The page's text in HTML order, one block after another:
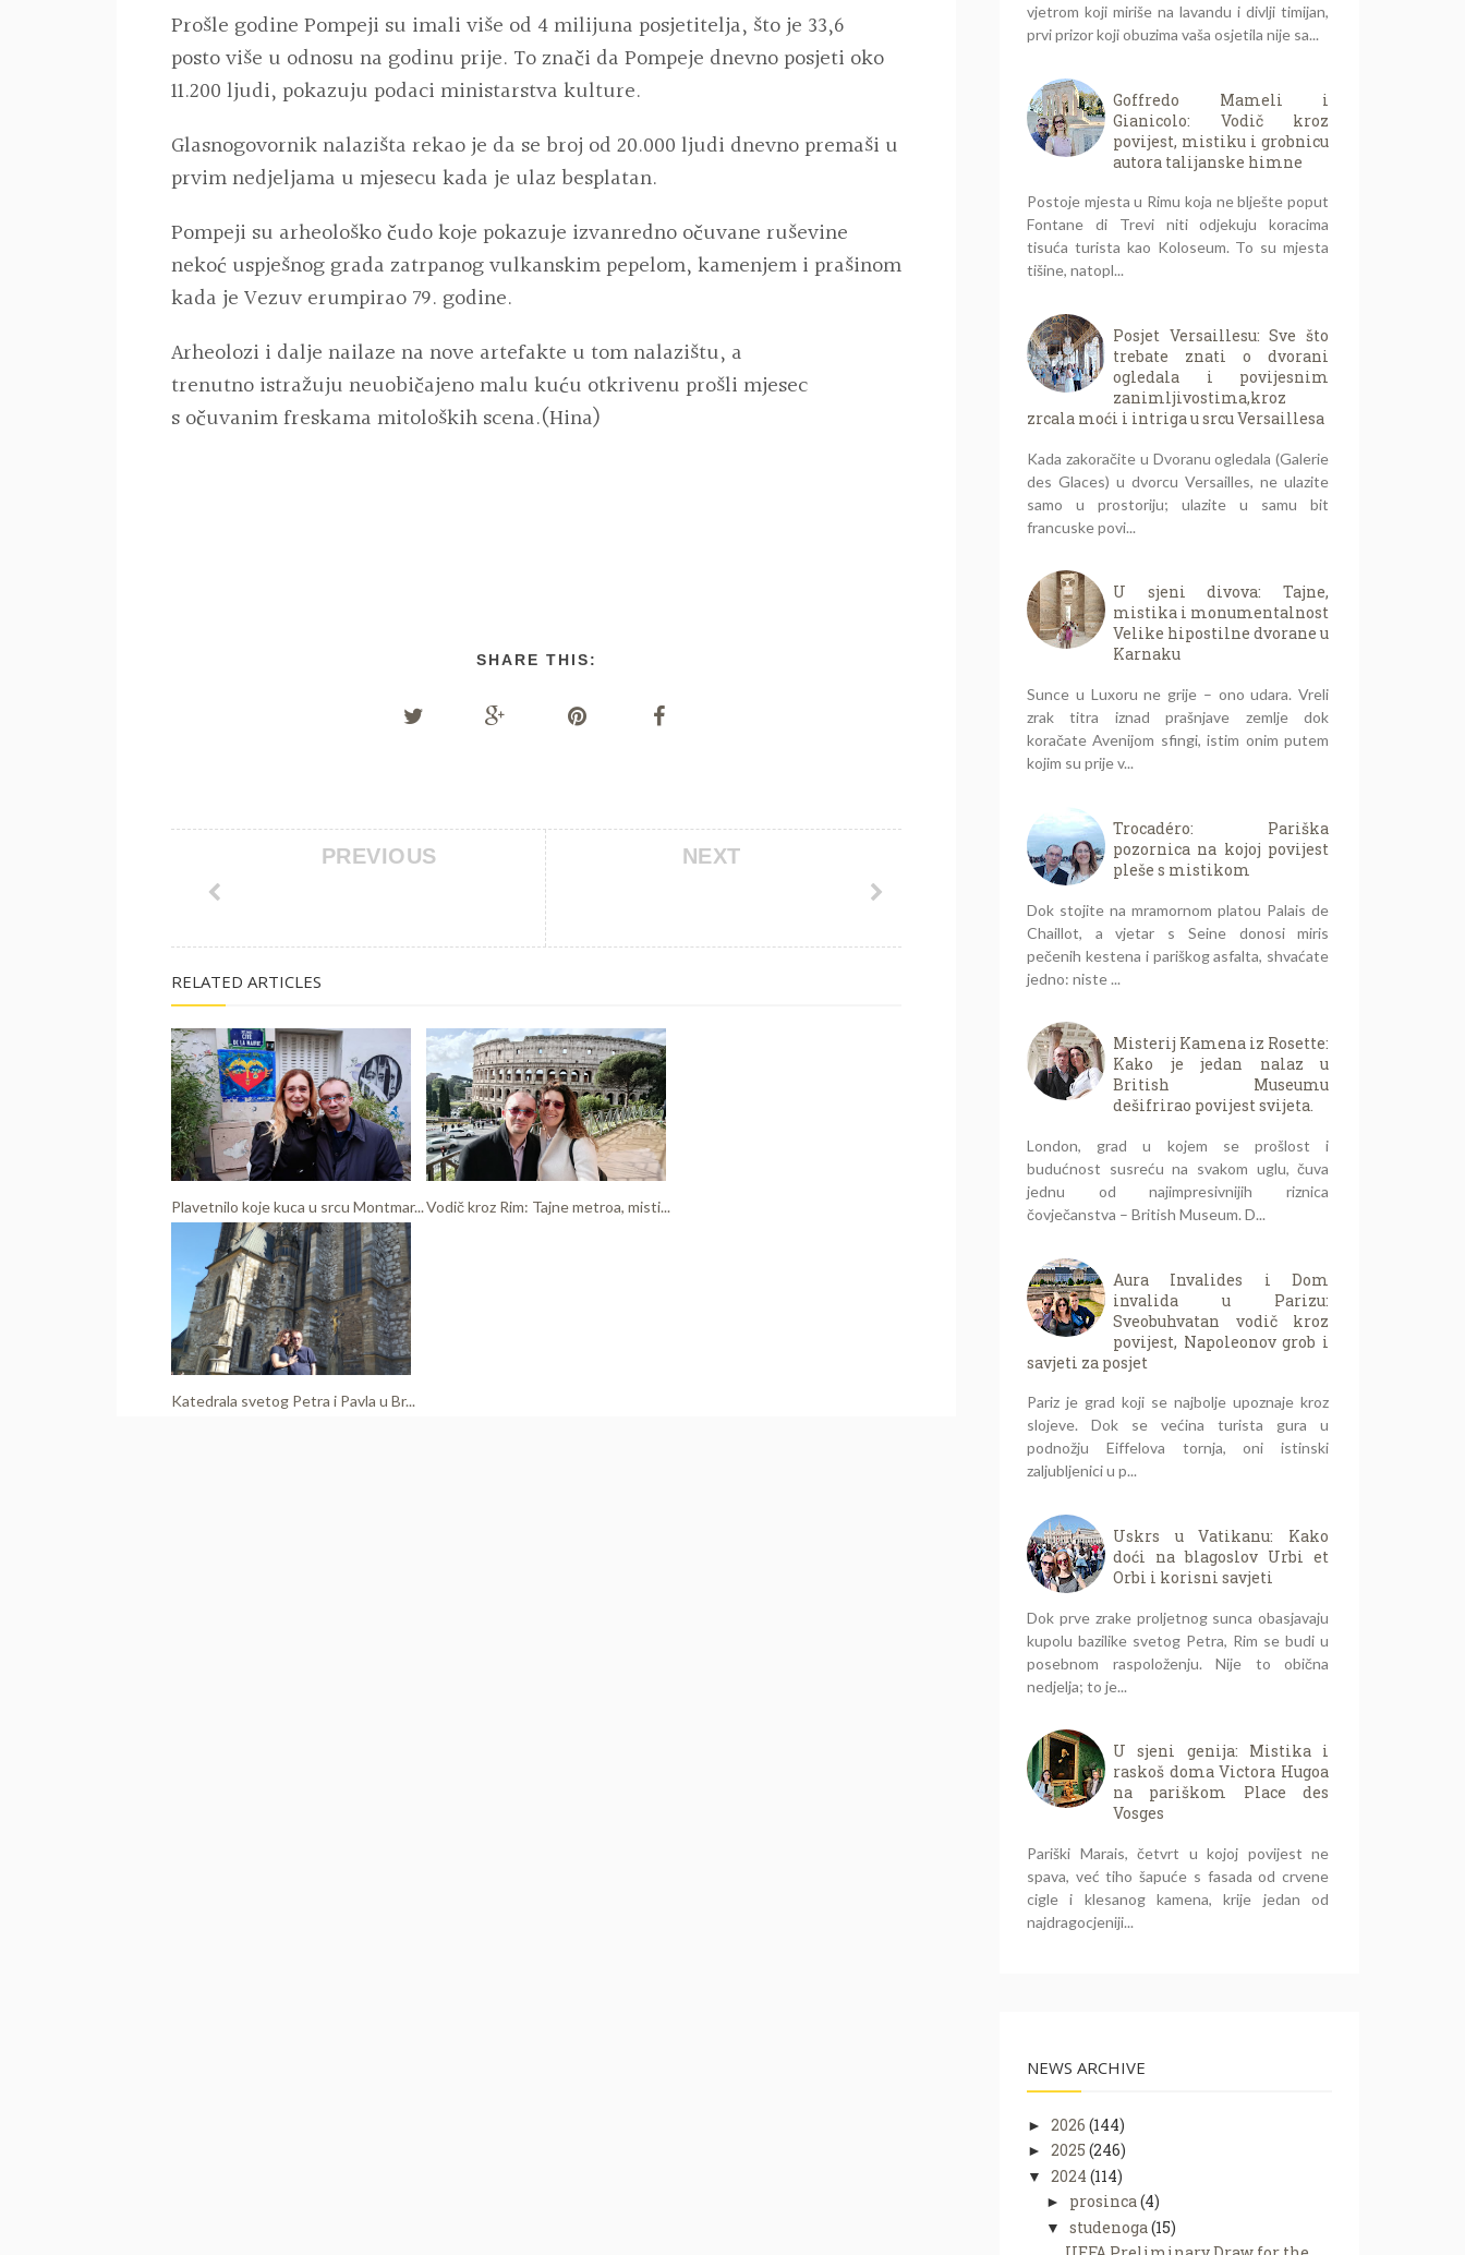
Prošle godine Pompeji su imali više od 4 milijuna posjetitelja, što je 33,6
posto više u odnosu na godinu prije. To znači da Pompeje dnevno posjeti oko
11.200 ljudi, pokazuju podaci ministarstva kulture.
Glasnogovornik nalazišta rekao je da se broj od 20.000 ljudi dnevno premaši u
prvim nedjeljama u mjesecu kada je ulaz besplatan.
Pompeji su arheološko čudo koje pokazuje izvanredno očuvane ruševine
nekoć uspješnog grada zatrpanog vulkanskim pepelom, kamenjem i prašinom
kada je Vezuv erumpirao 79. godine.
Arheolozi i dalje nailaze na nove artefakte u tom nalazištu, a
trenutno istražuju neuobičajeno malu kuću otkrivenu prošli mjesec
s očuvanim freskama mitoloških scena.(Hina)
SHARE THIS:
NEXT
PREVIOUS
RELATED ARTICLES
Plavetnilo koje kuca u srcu Montmar...Vodič kroz Rim: Tajne metroa, misti...
Katedrala svetog Petra i Pavla u Br...
vjetrom koji miriše na lavandu i divlji timijan,
prvi prizor koji obuzima vaša osjetila nije sa...
Goffredo Mameli i
Gianicolo: Vodič kroz
povijest, mistiku i grobnicu
autora talijanske himne
Postoje mjesta u Rimu koja ne blješte poput
Fontane di Trevi niti odjekuju koracima
tisuća turista kao Koloseum. To su mjesta
tišine, natopl...
Posjet Versaillesu: Sve što
trebate znati o dvorani
ogledala i povijesnim
zanimljivostima,kroz
zrcala moći i intriga u srcu Versaillesa
Kada zakoračite u Dvoranu ogledala (Galerie
des Glaces) u dvorcu Versailles, ne ulazite
samo u prostoriju; ulazite u samu bit
francuske povi...
U sjeni divova: Tajne,
mistika i monumentalnost
Velike hipostilne dvorane u
Karnaku
Sunce u Luxoru ne grije – ono udara. Vreli
zrak titra iznad prašnjave zemlje dok
koračate Avenijom sfingi, istim onim putem
kojim su prije v...
Trocadéro: Pariška
pozornica na kojoj povijest
pleše s mistikom
Dok stojite na mramornom platou Palais de
Chaillot, a vjetar s Seine donosi miris
pečenih kestena i pariškog asfalta, shvaćate
jedno: niste ...
Misterij Kamena iz Rosette:
Kako je jedan nalaz u
British Museumu
dešifrirao povijest svijeta.
London, grad u kojem se prošlost i
budućnost susreću na svakom uglu, čuva
jednu od najimpresivnijih riznica
čovječanstva – British Museum. D...
Aura Invalides i Dom
invalida u Parizu:
Sveobuhvatan vodič kroz
povijest, Napoleonov grob i
savjeti za posjet
Pariz je grad koji se najbolje upoznaje kroz
slojeve. Dok se većina turista gura u
podnožju Eiffelova tornja, oni istinski
zaljubljenici u p...
Uskrs u Vatikanu: Kako
doći na blagoslov Urbi et
Orbi i korisni savjeti
Dok prve zrake proljetnog sunca obasjavaju
kupolu bazilike svetog Petra, Rim se budi u
posebnom raspoloženju. Nije to obična
nedjelja; to je...
U sjeni genija: Mistika i
raskoš doma Victora Hugoa
na pariškom Place des
Vosges
Pariški Marais, četvrt u kojoj povijest ne
spava, već tiho šapuće s fasada od crvene
cigle i klesanog kamena, krije jedan od
najdragocjeniji...
NEWS ARCHIVE
► 2026 (144)
► 2025 (246)
▼ 2024 (114)
► prosinca(4)
▼ studenoga(15)